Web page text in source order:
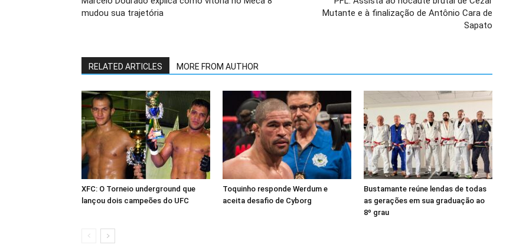
mudou sua trajetória
Mutante e à finalização de Antônio Cara de
Sapato
RELATED ARTICLES MORE FROM AUTHOR
XFC: O Torneio underground que
lançou dois campeões do UFC
Toquinho responde Werdum e
aceita desafio de Cyborg
Bustamante reúne lendas de todas
as gerações em sua graduação ao
8º grau